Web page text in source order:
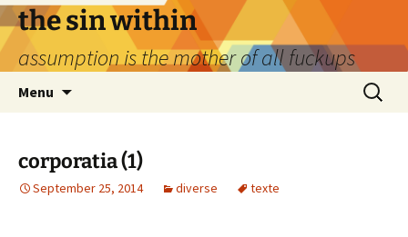
Skip
to
content
the sin within
assumption is the mother of all fuckups
Menu
Search
for:
corporatia (1)
September 25, 2014 diverse texte